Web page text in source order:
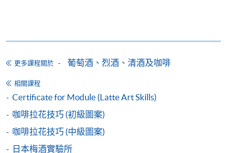
如欲了解如何於網上報讀新課程及繳費，請瀏覽網上
申請/報讀指南 :
-短期課程
報讀同一學歷頒授課程內其他單元
更多課程關於 葡萄酒、烈酒、清酒及咖啡
相關課程
Certificate for Module (Latte Art Skills)
咖啡拉花技巧 (初級圖案)
咖啡拉花技巧 (中級圖案)
日本梅酒實驗所